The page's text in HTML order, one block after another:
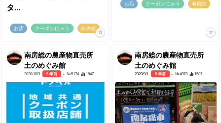
タ...
お店 クーポンにゃう 南房総
お店 クーポンにゃう 南房総
南房総の農産物直売所
土のめぐみ館
2020/10/3 5 年前 - №5174 1847
南房総の農産物直売所
土のめぐみ館
2020/9/1 5 年前 - №4878 1587